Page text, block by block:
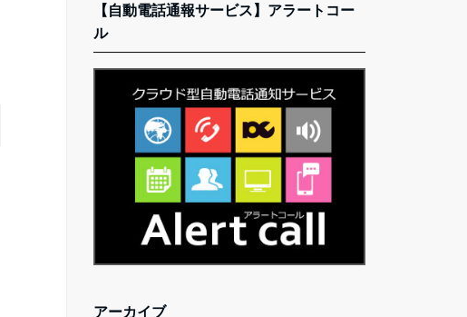
【自動電話通報サービス】アラートコー
ル
アーカイブ